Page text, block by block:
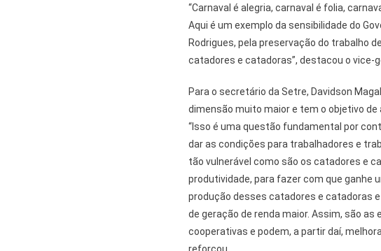
“Carnaval é alegria, carnaval é folia,
Aqui é um exemplo da sensibilidade do
Rodrigues, pela preservação do trabalho
catadores e catadoras”, destacou o vice-
Para o secretário da Setre, Davidson
dimensão muito maior e tem o objetivo
“Isso é uma questão fundamental por
dar as condições para trabalhadores e
tão vulnerável como são os catadores e
produtividade, para fazer com que ganhe
produção desses catadores e catadoras
de geração de renda maior. Assim, são as
cooperativas e podem, a partir daí,